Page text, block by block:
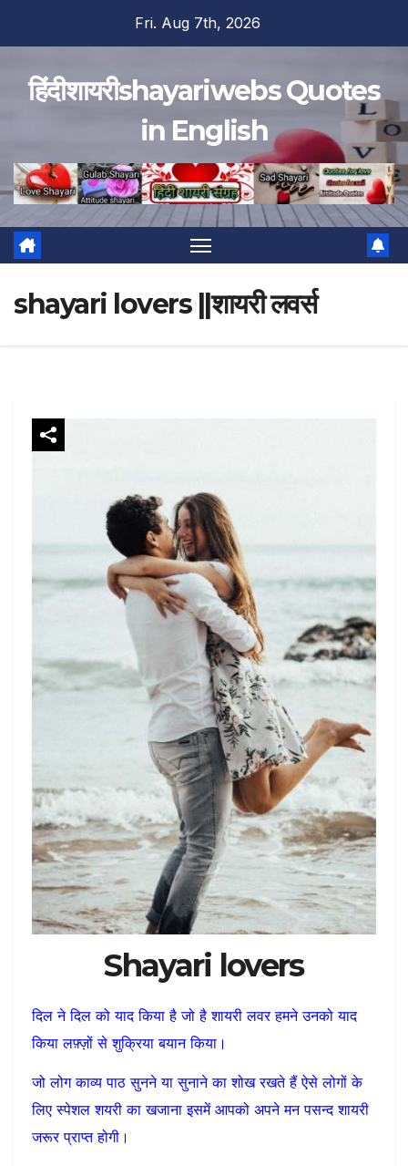
Fri. Aug 7th, 2026
हिंदीशायरीshayariwebs Quotes
in English
shayari lovers ||शायरी लवर्स
Shayari lovers
दिल ने दिल को याद किया है जो है शायरी लवर हमने उनको याद
किया लफ़्ज़ों से शुक्रिया बयान किया।
जो लोग काव्य पाठ सुनने या सुनाने का शोख रखते हैं ऐसे लोगों के
लिए स्पेशल शयरी का खजाना इसमें आपको अपने मन पसन्द शायरी
जरूर प्राप्त होगी।